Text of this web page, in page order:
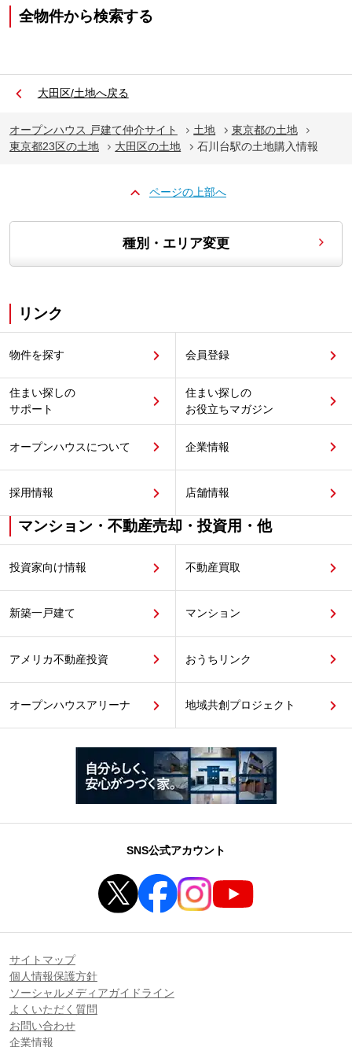
全物件から検索する
大田区/土地へ戻る
オープンハウス 戸建て仲介サイト 土地
東京都の土地
東京都23区の土地
大田区の土地 石川台駅の土地購入情報
ページの上部へ
種別・エリア変更
リンク
物件を探す 会員登録
住まい探しの
サポート
住まい探しの
お役立ちマガジン
オープンハウスについて 企業情報
採用情報 店舗情報
マンション・不動産売却・投資用・他
投資家向け情報 不動産買取
新築一戸建て マンション
アメリカ不動産投資 おうちリンク
オープンハウスアリーナ 地域共創プロジェクト
SNS公式アカウント
サイトマップ
個人情報保護方針
ソーシャルメディアガイドライン
よくいただく質問
お問い合わせ
企業情報